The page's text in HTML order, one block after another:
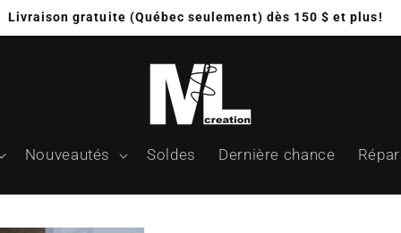
Livraison gratuite (Québec seulement) dès 150 $ et plus!
Nouveautés Soldes Dernière chance